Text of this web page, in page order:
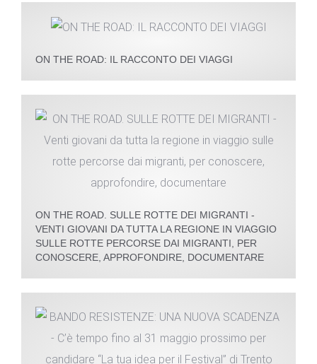
ON THE ROAD: IL RACCONTO DEI VIAGGI
ON THE ROAD. SULLE ROTTE DEI MIGRANTI -
VENTI GIOVANI DA TUTTA LA REGIONE IN VIAGGIO
SULLE ROTTE PERCORSE DAI MIGRANTI, PER
CONOSCERE, APPROFONDIRE, DOCUMENTARE